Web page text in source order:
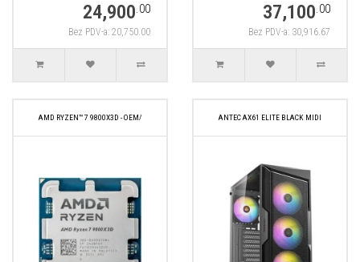
24,900.00
Bez PDV-a: 20,750.00
37,100.00
Bez PDV-a: 30,916.67
AMD RYZEN™ 7 9800X3D - OEM/ ANTEC AX61 ELITE BLACK MIDI